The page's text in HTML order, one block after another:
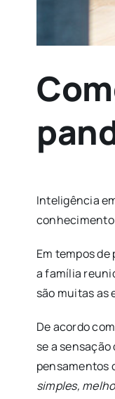
Inteligência
conhecimento
Em tempos
a família
são muitas as
De acordo
se a
pensamentos
simples,